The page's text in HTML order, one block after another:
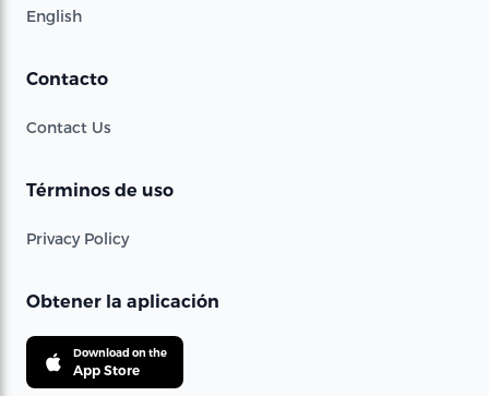
English
Contacto
Contact Us
Términos de uso
Privacy Policy
Obtener la aplicación
Download on the
App Store